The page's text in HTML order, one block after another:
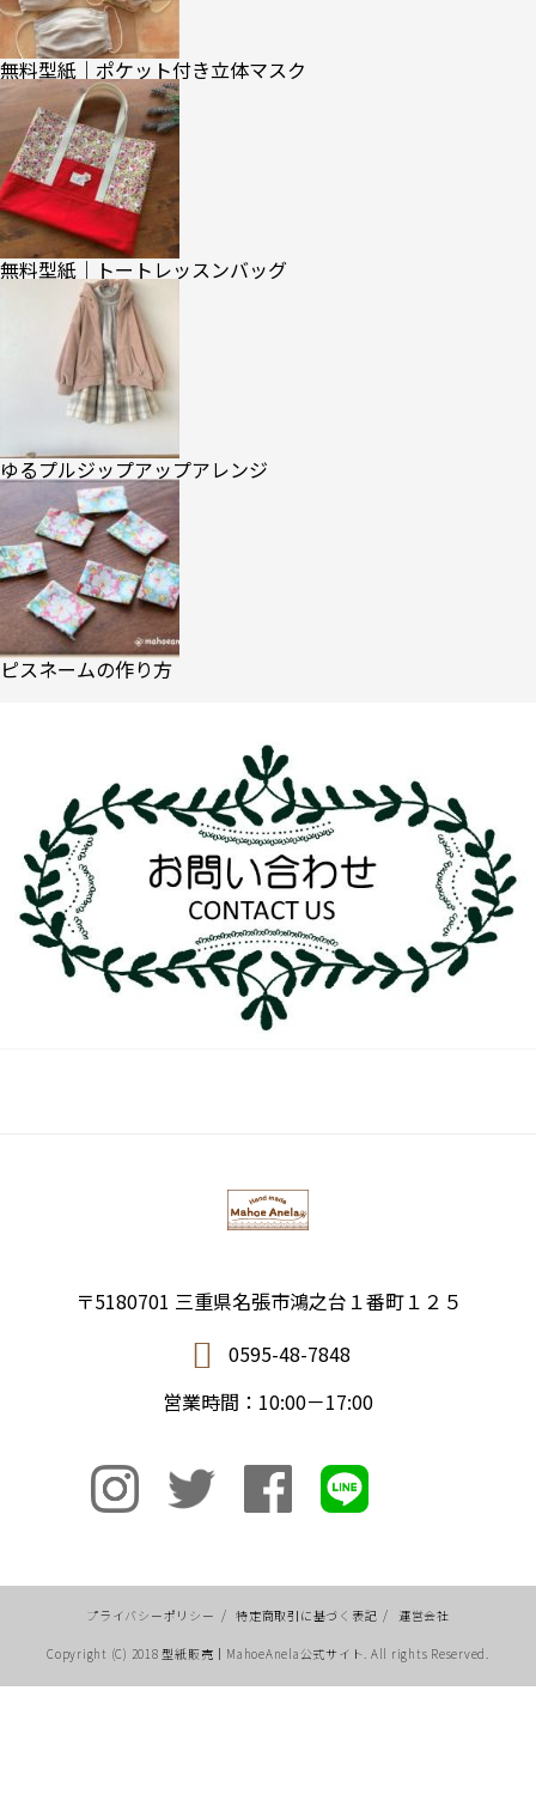
無料型紙｜ポケット付き立体マスク
無料型紙｜トートレッスンバッグ
ゆるプルジップアップアレンジ
ピスネームの作り方
〒5180701 三重県名張市鴻之台１番町１２５
0595-48-7848
営業時間：10:00－17:00
プライバシーポリシー / 特定商取引に基づく表記 / 運営会社
Copyright (C) 2018 型紙販売｜MahoeAnela公式サイト. All rights Reserved.